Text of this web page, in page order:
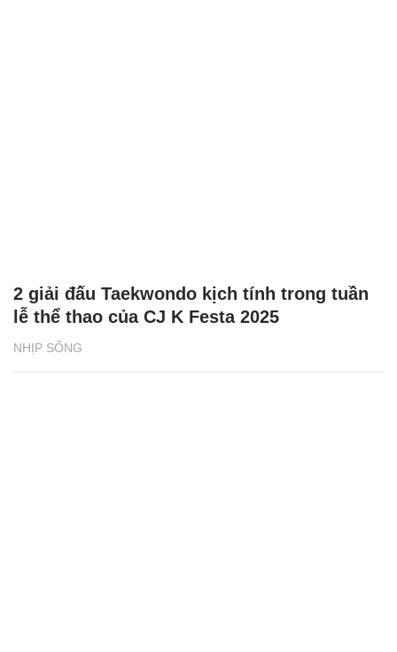
NHỊP SỐNG
2 giải đấu Taekwondo kịch tính trong tuần
lễ thể thao của CJ K Festa 2025